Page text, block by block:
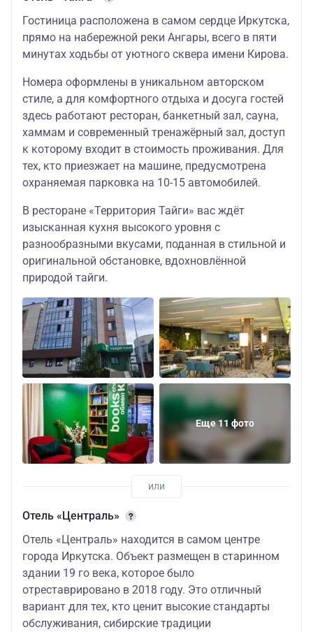
Гостиница расположена в самом сердце Иркутска,
прямо на набережной реки Ангары, всего в пяти
минутах ходьбы от уютного сквера имени Кирова.
Номера оформлены в уникальном авторском
стиле, а для комфортного отдыха и досуга гостей
здесь работают ресторан, банкетный зал, сауна,
хаммам и современный тренажёрный зал, доступ
к которому входит в стоимость проживания. Для
тех, кто приезжает на машине, предусмотрена
охраняемая парковка на 10-15 автомобилей.
В ресторане «Территория Тайги» вас ждёт
изысканная кухня высокого уровня с
разнообразными вкусами, поданная в стильной и
оригинальной обстановке, вдохновлённой
природой тайги.
Еще 11 фото
Отель «Централь»
Отель «Централь» находится в самом центре
города Иркутска. Объект размещен в старинном
здании 19 го века, которое было
отреставрировано в 2018 году. Это отличный
вариант для тех, кто ценит высокие стандарты
обслуживания, сибирские традиции